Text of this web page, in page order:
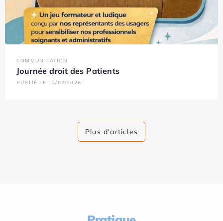
COMMUNICATION
Journée droit des Patients
PUBLIÉ LE 12/02/2026
Plus d'articles